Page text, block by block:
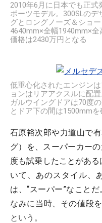
2010年6月に日本でも正式
ポーツモデル。300SLの
グとロングノーズ＆ショ
4640mm×全幅1940mm×全
価格は2430万円となる
低重心化されたエンジン
ョンはリアアクスルに配
ガルウイングドアは70度
とドア下の間は1500mm
石原裕次郎や力道山で
グ）を、スーパーカー
度も試乗したことがあ
いて、あのスタイル、
は、“スーパー”なこと
なみに当時、その値段
という。